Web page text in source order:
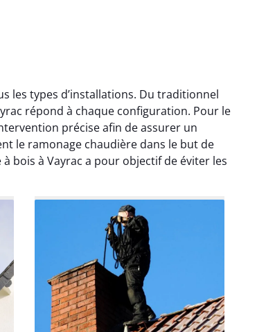
les types d’installations. Du traditionnel
répond à chaque configuration. Pour le
précise afin de assurer un
le ramonage chaudière dans le but de
bois à Vayrac a pour objectif de éviter les
14 juin 2025
Très bon service de ramonage
débistrage. Le conduit était très
encrassé et tout a été nettoyé
parfaitement. Travail soigné.